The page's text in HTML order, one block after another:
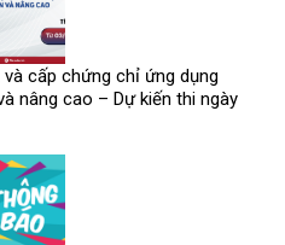
cấp chứng chỉ ứng dụng
nâng cao – Dự kiến thi ngày